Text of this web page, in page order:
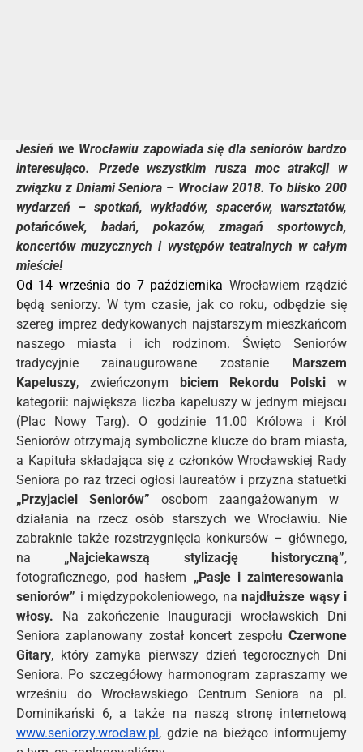
Jesień we Wrocławiu zapowiada się dla seniorów bardzo
interesująco. Przede wszystkim rusza moc atrakcji w
związku z Dniami Seniora – Wrocław 2018. To blisko 200
wydarzeń – spotkań, wykładów, spacerów, warsztatów,
potańcówek, badań, pokazów, zmagań sportowych,
koncertów muzycznych i występów teatralnych w całym
mieście!
Od 14 września do 7 października Wrocławiem rządzić
będą seniorzy. W tym czasie, jak co roku, odbędzie się
szereg imprez dedykowanych najstarszym mieszkańcom
naszego miasta i ich rodzinom. Święto Seniorów
tradycyjnie zainaugurowane zostanie Marszem
Kapeluszy, zwieńczonym biciem Rekordu Polski w
kategorii: największa liczba kapeluszy w jednym miejscu
(Plac Nowy Targ). O godzinie 11.00 Królowa i Król
Seniorów otrzymają symboliczne klucze do bram miasta,
a Kapituła składająca się z członków Wrocławskiej Rady
Seniora po raz trzeci ogłosi laureatów i przyzna statuetki
„Przyjaciel Seniorów” osobom zaangażowanym w
działania na rzecz osób starszych we Wrocławiu. Nie
zabraknie także rozstrzygnięcia konkursów – głównego,
na „Najciekawszą stylizację historyczną”,
fotograficznego, pod hasłem „Pasje i zainteresowania
seniorów” i międzypokoleniowego, na najdłuższe wąsy i
włosy. Na zakończenie Inauguracji wrocławskich Dni
Seniora zaplanowany został koncert zespołu Czerwone
Gitary, który zamyka pierwszy dzień tegorocznych Dni
Seniora. Po szczegółowy harmonogram zapraszamy we
wrześniu do Wrocławskiego Centrum Seniora na pl.
Dominikański 6, a także na naszą stronę internetową
www.seniorzy.wroclaw.pl, gdzie na bieżąco informujemy